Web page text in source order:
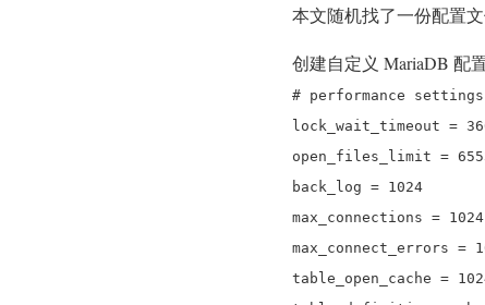
本文随机找了一份配置
创建自定义 MariaDB 配
# performance settings
lock_wait_timeout =
open_files_limit =
back_log = 1024
max_connections = 1024
max_connect_errors =
table_open_cache =